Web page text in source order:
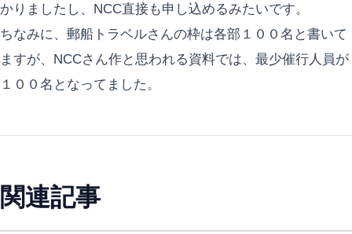
かりましたし、NCC直接も申し込めるみたいです。
ちなみに、郵船トラベルさんの枠は各部１００名と書いて
ますが、NCCさん作と思われる資料では、最少催行人員が
１００名となってました。
関連記事